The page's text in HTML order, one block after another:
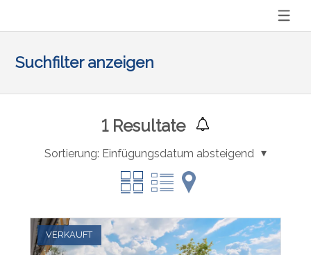
Suchfilter anzeigen
1Resultate
Sortierung: Einfügungsdatum absteigend
VERKAUFT